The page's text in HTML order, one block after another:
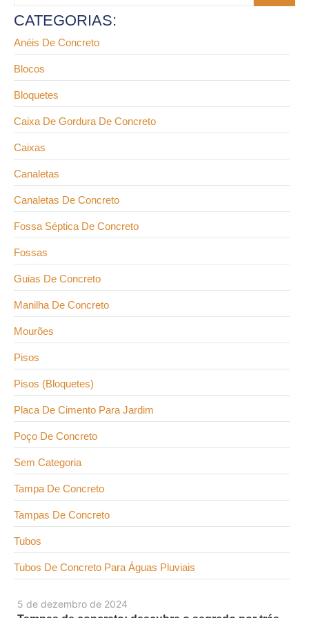
5 de dezembro de 2024
CATEGORIAS:
Anéis De Concreto
Blocos
Bloquetes
Caixa De Gordura De Concreto
Caixas
Canaletas
Canaletas De Concreto
Fossa Séptica De Concreto
Fossas
Guias De Concreto
Manilha De Concreto
Mourões
Pisos
Pisos (Bloquetes)
Placa De Cimento Para Jardim
Poço De Concreto
Sem Categoria
Tampa De Concreto
Tampas De Concreto
Tubos
Tubos De Concreto Para Águas Pluviais